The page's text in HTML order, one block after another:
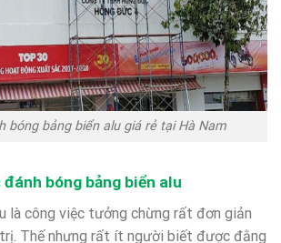
bóng bảng biển alu giá rẻ tại Hà Nam
bóng bảng biển alu
là công việc tưởng chừng rất đơn giản
Thế nhưng rất ít người biết được đằng